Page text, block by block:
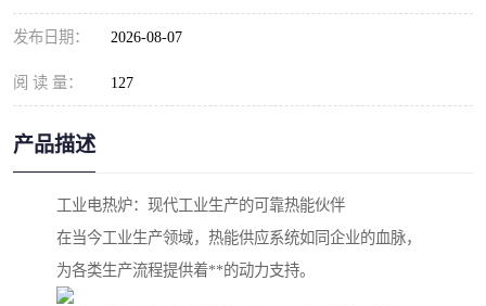
发布日期： 2026-08-07
阅 读 量： 127
产品描述
工业电热炉：现代工业生产的可靠热能伙伴
在当今工业生产领域，热能供应系统如同企业的血脉，
为各类生产流程提供着**的动力支持。